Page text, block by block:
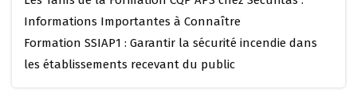
Informations Importantes à Connaître
Formation SSIAP1 : Garantir la sécurité incendie dans
les établissements recevant du public